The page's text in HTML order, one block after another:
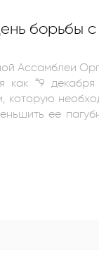
борьбы с
Ассамблеи
как “9
которую
последствия.